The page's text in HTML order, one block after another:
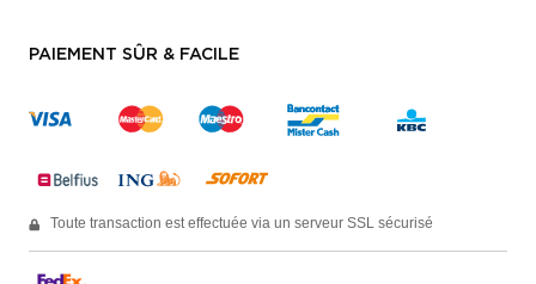
PAIEMENT SÛR & FACILE
Toute transaction est effectuée via un serveur SSL sécurisé